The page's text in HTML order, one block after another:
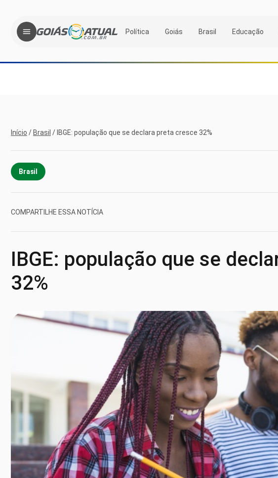
Política Goiás Brasil Educação
Início / Brasil / IBGE: população que se declara preta cresce 32%
Brasil
COMPARTILHE ESSA NOTÍCIA
IBGE: população que se
32%